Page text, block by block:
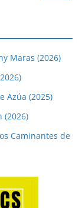
Maras (2026)
Azúa (2025)
(2026)
Caminantes de